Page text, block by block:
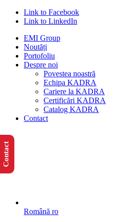
Link to Facebook
Link to LinkedIn
EMI Group
Noutăți
Portofoliu
Despre noi
Povestea noastră
Echipa KADRA
Cariere la KADRA
Certificări KADRA
Catalog KADRA
Contact
Română ro
Contact